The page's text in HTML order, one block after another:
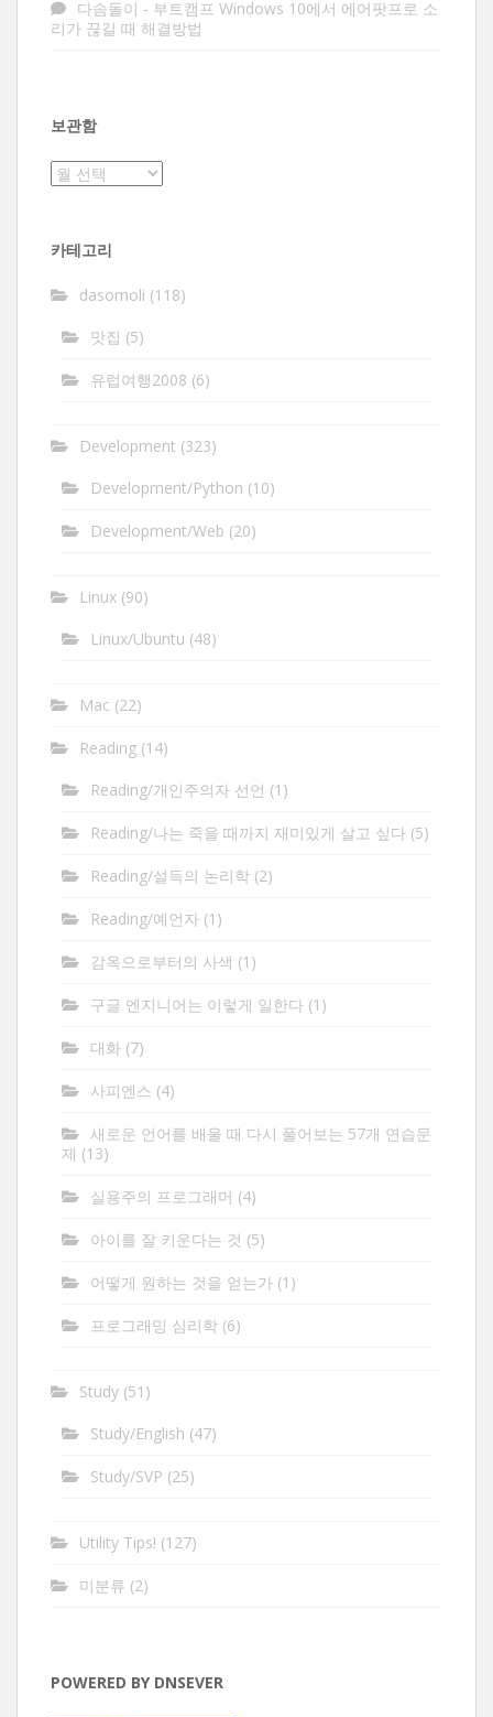
다솜돌이 - 부트캠프 Windows 10에서 에어팟프로 소
리가 끊길 때 해결방법
보관함
보
카테고리
dasomoli (118)
맛집 (5)
유럽여행2008 (6)
Development (323)
Development/Python (10)
Development/Web (20)
Linux (90)
Linux/Ubuntu (48)
Mac (22)
Reading (14)
Reading/개인주의자 선언 (1)
Reading/나는 죽을 때까지 재미있게 살고 싶다 (5)
Reading/설득의 논리학 (2)
Reading/예언자 (1)
감옥으로부터의 사색 (1)
구글 엔지니어는 이렇게 일한다 (1)
대화 (7)
사피엔스 (4)
새로운 언어를 배울 때 다시 풀어보는 57개 연습문
제 (13)
실용주의 프로그래머 (4)
아이를 잘 키운다는 것 (5)
어떻게 원하는 것을 얻는가 (1)
프로그래밍 심리학 (6)
Study (51)
Study/English (47)
Study/SVP (25)
Utility Tips! (127)
미분류 (2)
POWERED BY DNSEVER